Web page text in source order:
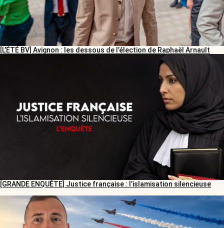
[L’ÉTÉ BV] Avignon : les dessous de l’élection de Raphaël Arnault
[GRANDE ENQUÊTE] Justice française : l’islamisation silencieuse